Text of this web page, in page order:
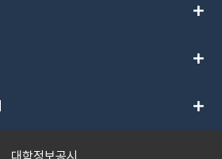
add
add
add